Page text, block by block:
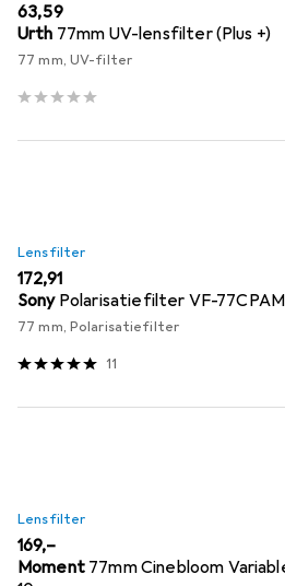
EUR
63,59
Urth 77mm UV-lensfilter (Plus +)
77 mm, UV-filter
Lensfilter
EUR
172,91
Sony Polarisatiefilter VF-
77 mm, Polarisatiefilter
11
Lensfilter
EUR
169,–
Moment 77mm Cinebloom